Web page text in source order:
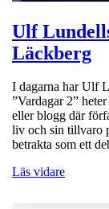
Ulf
Läckberg
I dagarna har Ulf
”Vardagar 2”
eller blogg där
liv och sin tillvaro
betrakta som ett
Läs vidare